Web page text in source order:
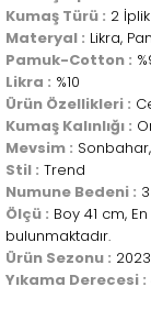
Kumaş Türü : 2 İplik
Materyal : Likra,
Pamuk-Cotton :
Likra : %10
Ürün Özellikleri :
Kumaş Kalınlığı :
Mevsim :
Stil : Trend
Numune Bedeni :
Ölçü : Boy 41 cm,
bulunmaktadır.
Ürün Sezonu :
Yıkama Derecesi :